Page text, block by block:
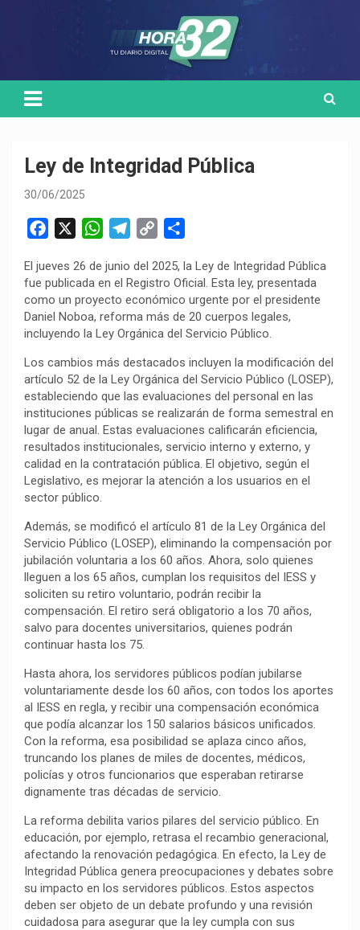
Ley de Integridad Pública
30/06/2025
c
e
b
o
k
W
a
t
s
A
p
e
g
r
m
p
y
L
i
k
m
p
a
r
i
r
El jueves 26 de junio del 2025, la Ley de Integridad Pública
fue publicada en el Registro Oficial. Esta ley, presentada
como un proyecto económico urgente por el presidente
Daniel Noboa, reforma más de 20 cuerpos legales,
incluyendo la Ley Orgánica del Servicio Público.
Los cambios más destacados incluyen la modificación del
artículo 52 de la Ley Orgánica del Servicio Público (LOSEP),
estableciendo que las evaluaciones del personal en las
instituciones públicas se realizarán de forma semestral en
lugar de anual. Estas evaluaciones calificarán eficiencia,
resultados institucionales, servicio interno y externo, y
calidad en la contratación pública. El objetivo, según el
Legislativo, es mejorar la atención a los usuarios en el
sector público.
Además, se modificó el artículo 81 de la Ley Orgánica del
Servicio Público (LOSEP), eliminando la compensación por
jubilación voluntaria a los 60 años. Ahora, solo quienes
lleguen a los 65 años, cumplan los requisitos del IESS y
soliciten su retiro voluntario, podrán recibir la
compensación. El retiro será obligatorio a los 70 años,
salvo para docentes universitarios, quienes podrán
continuar hasta los 75.
Hasta ahora, los servidores públicos podían jubilarse
voluntariamente desde los 60 años, con todos los aportes
al IESS en regla, y recibir una compensación económica
que podía alcanzar los 150 salarios básicos unificados.
Con la reforma, esa posibilidad se aplaza cinco años,
truncando los planes de miles de docentes, médicos,
policías y otros funcionarios que esperaban retirarse
dignamente tras décadas de servicio.
La reforma debilita varios pilares del servicio público. En
educación, por ejemplo, retrasa el recambio generacional,
afectando la renovación pedagógica. En efecto, la Ley de
Integridad Pública genera preocupaciones y debates sobre
su impacto en los servidores públicos. Estos aspectos
deben ser objeto de un debate profundo y una revisión
cuidadosa para asegurar que la ley cumpla con sus